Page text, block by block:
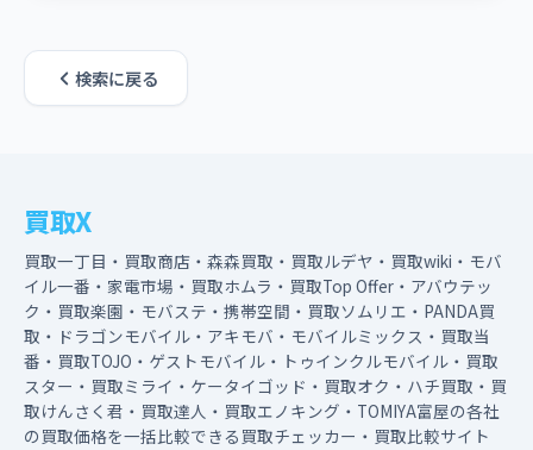
検索に戻る
買取X
買取一丁目・買取商店・森森買取・買取ルデヤ・買取wiki・モバ
イル一番・家電市場・買取ホムラ・買取Top Offer・アバウテッ
ク・買取楽園・モバステ・携帯空間・買取ソムリエ・PANDA買
取・ドラゴンモバイル・アキモバ・モバイルミックス・買取当
番・買取TOJO・ゲストモバイル・トゥインクルモバイル・買取
スター・買取ミライ・ケータイゴッド・買取オク・ハチ買取・買
取けんさく君・買取達人・買取エノキング・TOMIYA富屋の各社
の買取価格を一括比較できる買取チェッカー・買取比較サイト